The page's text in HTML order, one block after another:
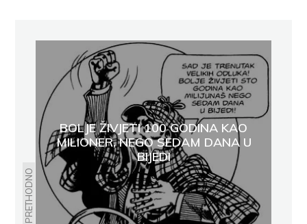
PRETHODNO
BOLJE ŽIVJETI 100 GODINA KAO
MILIONER, NEGO SEDAM DANA U
BIJEDI